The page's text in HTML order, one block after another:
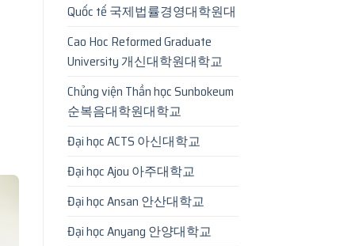
Quốc tế 국제법률경영대학원대
Cao Hoc Reformed Graduate
University 개신대학원대학교
Chủng viện Thần học Sunbokeum
순복음대학원대학교
Đại học ACTS 아신대학교
Đại học Ajou 아주대학교
Đại học Ansan 안산대학교
Đại học Anyang 안양대학교